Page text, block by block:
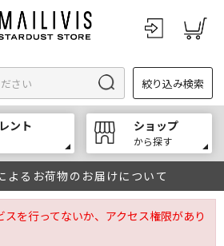
絞り込み検索
ント ショップ
から探す
よるお荷物のお届けについて
を行ってないか、アクセス権限があり